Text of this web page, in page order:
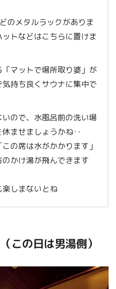
のメタルラックがありま
トなどはこちらに置けま
マットで場所取り婆」が
持ち良くサウナに集中で
ので、水風呂前の洗い場
休ませましょうかね‥
の席は水がかかります」
かけ湯が飛んできます
しまないとね
この日は男湯側）